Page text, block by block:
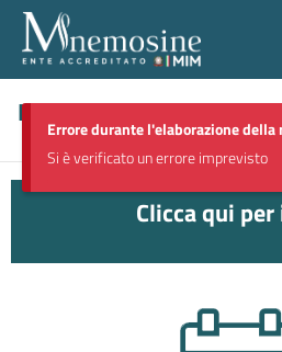
Errore durante l'elaborazione della
Si è verificato un errore imprevisto
Discipline storico-
Clicca qui